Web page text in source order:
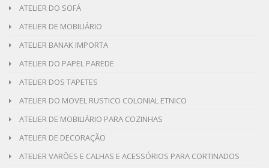
ATELIER DO SOFÁ
ATELIER DE MOBILIÁRIO
ATELIER BANAK IMPORTA
ATELIER DO PAPEL PAREDE
ATELIER DOS TAPETES
ATELIER DO MOVEL RUSTICO COLONIAL ETNICO
ATELIER DE MOBILIÁRIO PARA COZINHAS
ATELIER DE DECORAÇÃO
ATELIER VARÕES E CALHAS E ACESSÓRIOS PARA CORTINADOS